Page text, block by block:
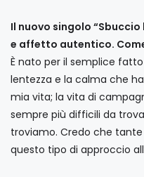
Il nuovo singolo
e affetto autentico.
È nato per il semplice
lentezza e la calma che
mia vita; la vita di
sempre più difficili da
troviamo. Credo che
questo tipo di approccio